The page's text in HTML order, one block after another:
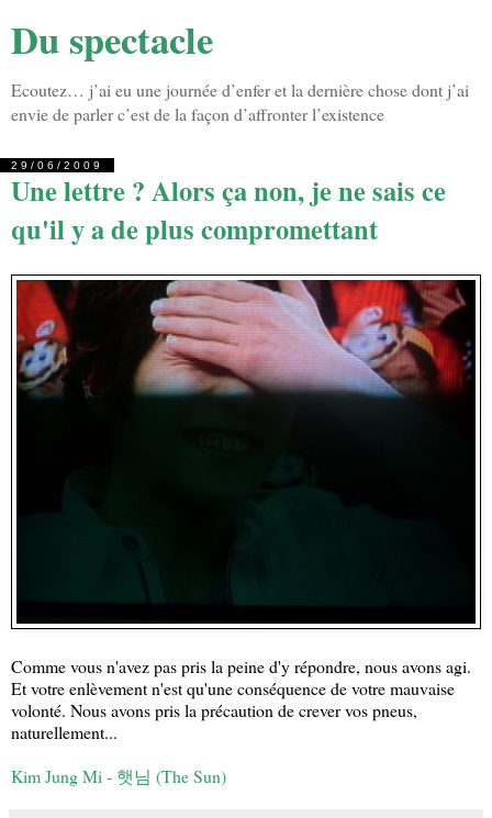
Du spectacle
Ecoutez… j’ai eu une journée d’enfer et la dernière chose dont j’ai
envie de parler c’est de la façon d’affronter l’existence
29/06/2009
Une lettre ? Alors ça non, je ne sais ce
qu'il y a de plus compromettant
Comme vous n'avez pas pris la peine d'y répondre, nous avons agi.
Et votre enlèvement n'est qu'une conséquence de votre mauvaise
volonté. Nous avons pris la précaution de crever vos pneus,
naturellement...
Kim Jung Mi - 햇님 (The Sun)